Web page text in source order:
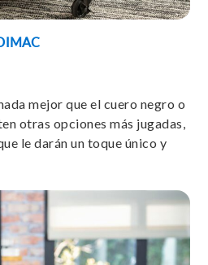
mejor que el cuero negro o
otras opciones más jugadas,
le darán un toque único y